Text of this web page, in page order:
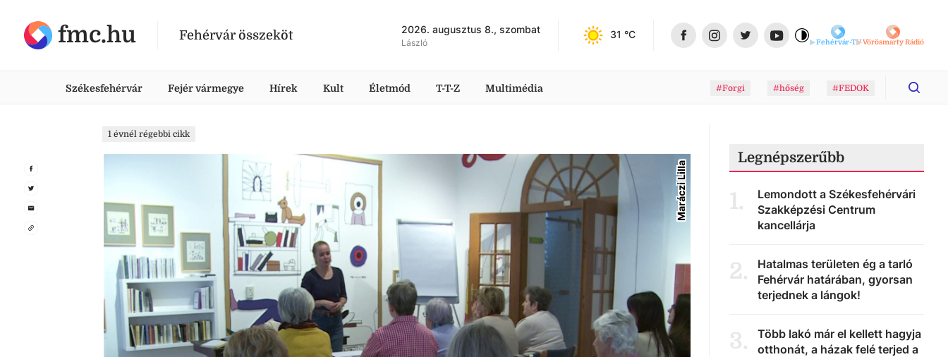
fmc.hu Fehérvár összeköt 2026. augusztus 8., szombat
László
31 °C
Fehérvár-TVVörösmarty Rádió
Székesfehérvár Fejér vármegye Hírek Kult Életmód T-T-Z Multimédia #Forgi #hőség #FEDOK
1 évnél régebbi cikk
Maráczi Lilla
Legnépszerűbb
1.
Lemondott a Székesfehérvári
Szakképzési Centrum
kancellárja
2.
Hatalmas területen ég a tarló
Fehérvár határában, gyorsan
terjednek a lángok!
3.
Több lakó már el kellett hagyja
otthonát, a házak felé terjed a